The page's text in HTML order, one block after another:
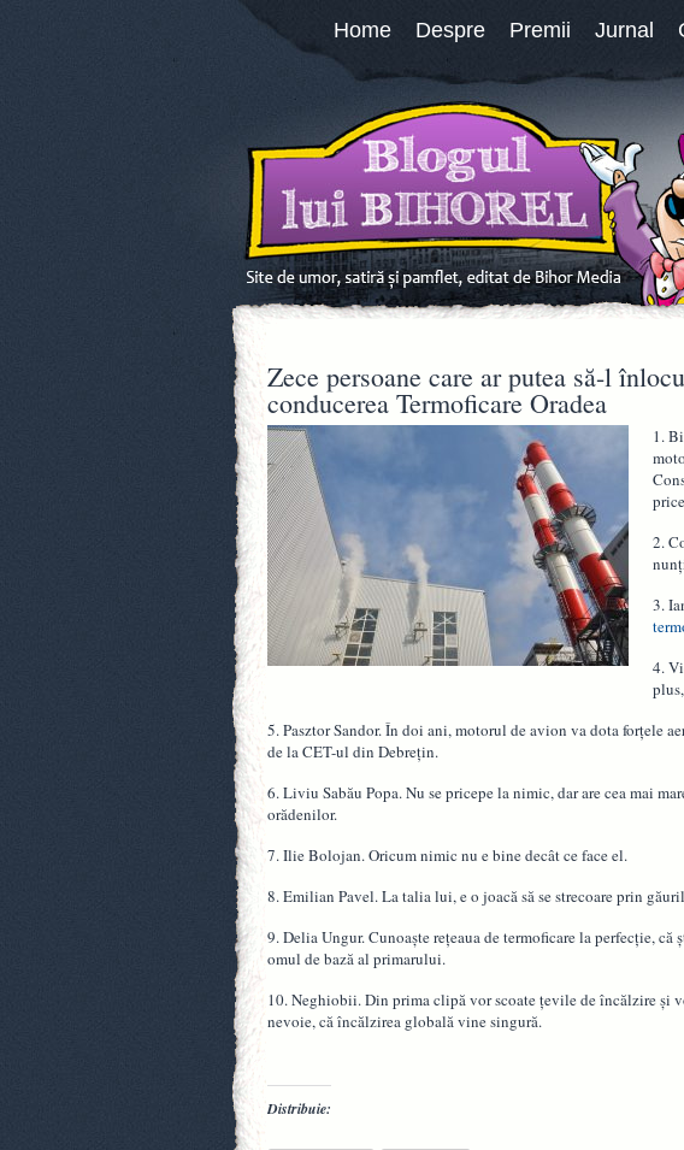
Home Despre Premii Jurnal
Zece persoane care ar putea să-l
conducerea Termoficare Oradea
1.
2.
3.
4.
5. Pasztor Sandor. În doi ani, motorul de avion va dota forțele
de la CET-ul din Debrețin.
6. Liviu Sabău Popa. Nu se pricepe la nimic, dar are cea mai
orădenilor.
7. Ilie Bolojan. Oricum nimic nu e bine decât ce face el.
8. Emilian Pavel. La talia lui, e o joacă să se strecoare prin
9. Delia Ungur. Cunoaște rețeaua de termoficare la perfecție,
omul de bază al primarului.
10. Neghiobii. Din prima clipă vor scoate țevile de încălzire și
nevoie, că încălzirea globală vine singură.
Distribuie: